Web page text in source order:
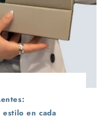
en cada